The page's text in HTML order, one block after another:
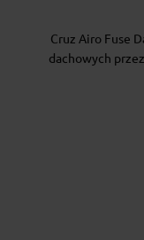
Cruz Airo Fuse
dachowych